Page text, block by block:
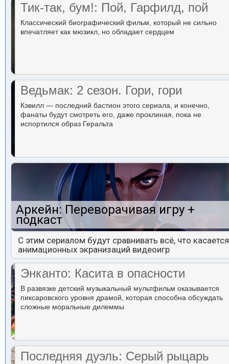
Тик-так, бум!: Пой, Гарфилд, пой
Классический биографический фильм, который не сильно
впечатляет как мюзикл, но обладает сердцем
Ведьмак: 2 сезон. Гори, гори
Кэвилл — последний бастион этого сериала, и конечно,
фанаты будут смотреть его, даже проклиная, пока не
испортился образ Геральта
Аркейн: Переворачивая игру +
подкаст
С этим сериалом будут сравнивать всё, что касается
анимационных экранизаций видеоигр
Энканто: Касита в опасности
В развязке детский музыкальный мультфильм оказывается
пиксаровского уровня драмой, которая способна обсуждать
сложные моральные дилеммы
Последняя дуэль: Серый рыцарь